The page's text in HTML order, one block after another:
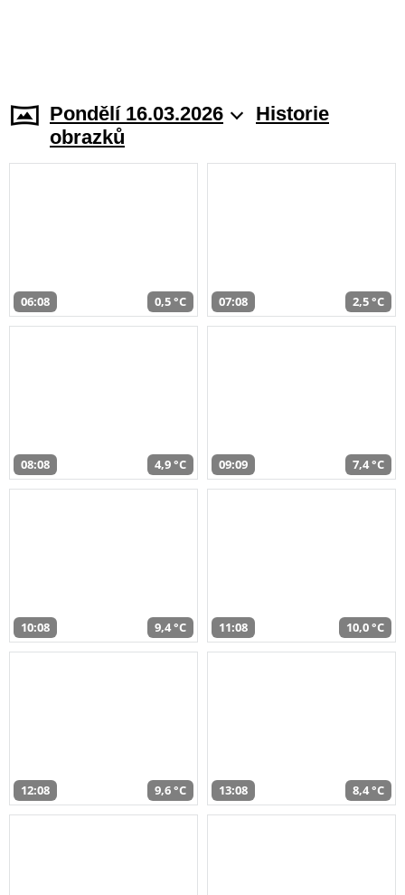
Pondělí 16.03.2026
Historie
obrazků
06:08 0,5 °C 07:08 2,5 °C
08:08 4,9 °C 09:09 7,4 °C
10:08 9,4 °C 11:08 10,0 °C
12:08 9,6 °C 13:08 8,4 °C